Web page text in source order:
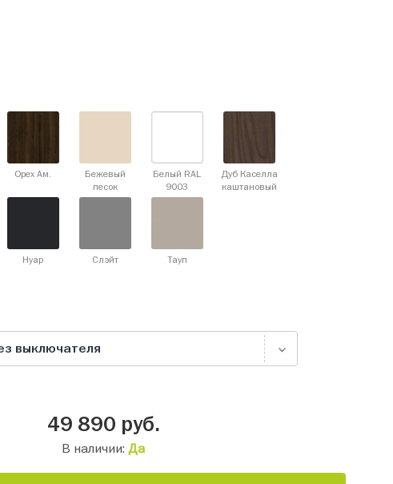
Орех Ам.
Бежевый
песок
Белый RAL
9003
Дуб Каселла
каштановый
Нуар Слэйт Тауп
выключателя
49 890 руб.
В наличии: Да